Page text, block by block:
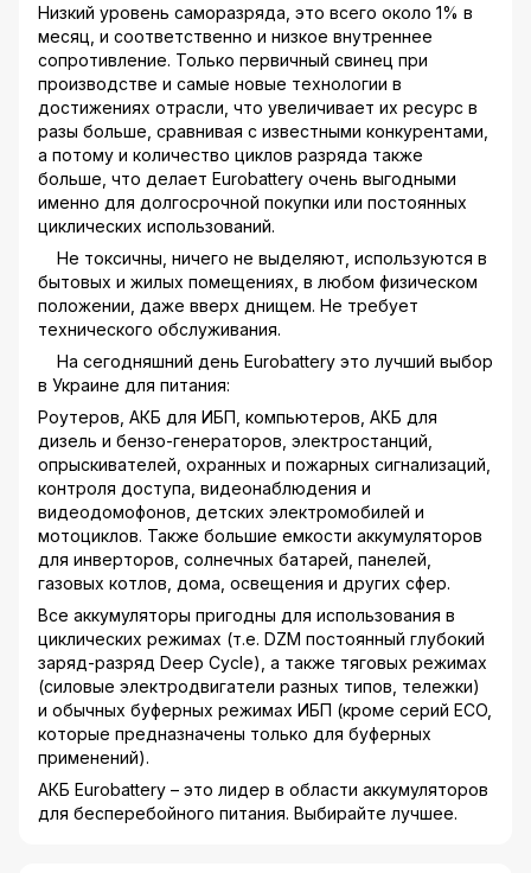
Низкий уровень саморазряда, это всего около 1% в
месяц, и соответственно и низкое внутреннее
сопротивление. Только первичный свинец при
производстве и самые новые технологии в
достижениях отрасли, что увеличивает их ресурс в
разы больше, сравнивая с известными конкурентами,
а потому и количество циклов разряда также
больше, что делает Eurobattery очень выгодными
именно для долгосрочной покупки или постоянных
циклических использований.
Не токсичны, ничего не выделяют, используются в
бытовых и жилых помещениях, в любом физическом
положении, даже вверх днищем. Не требует
технического обслуживания.
На сегодняшний день Eurobattery это лучший выбор
в Украине для питания:
Роутеров, АКБ для ИБП, компьютеров, АКБ для
дизель и бензо-генераторов, электростанций,
опрыскивателей, охранных и пожарных сигнализаций,
контроля доступа, видеонаблюдения и
видеодомофонов, детских электромобилей и
мотоциклов. Также большие емкости аккумуляторов
для инверторов, солнечных батарей, панелей,
газовых котлов, дома, освещения и других сфер.
Все аккумуляторы пригодны для использования в
циклических режимах (т.е. DZM постоянный глубокий
заряд-разряд Deep Cycle), а также тяговых режимах
(силовые электродвигатели разных типов, тележки)
и обычных буферных режимах ИБП (кроме серий ECO,
которые предназначены только для буферных
применений).
АКБ Eurobattery – это лидер в области аккумуляторов
для бесперебойного питания. Выбирайте лучшее.